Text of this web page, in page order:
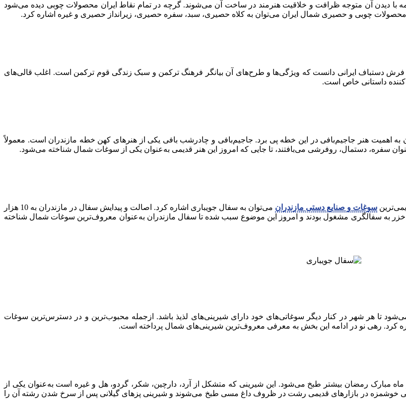
دیدن آن متوجه ظرافت و خلاقیت هنرمند در ساخت آن می‌شوند. گرچه در تمام نقاط ایران محصولات چوبی دیده می‌شود
چوبی و حصیری شمال ایران می‌توان به کلاه حصیری، سبد، سفره حصیری، زیرانداز حصیری و غیره اشاره کرد.
دستباف ایرانی دانست که ویژگی‌ها و طرح‌های آن بیانگر فرهنگ ترکمن و سبک زندگی قوم ترکمن است. اغلب قالی‌های
کننده داستانی خاص است.
به اهمیت هنر جاجیم‌بافی در این خطه پی برد. جاجیم‌بافی و چادرشب بافی یکی از هنرهای کهن خطه مازندران است. معمولاً
سفره، دستمال، روفرشی می‌بافتند، تا جایی که امروز این هنر قدیمی به‌عنوان یکی از سوغات شمال شناخته می‌شود.
سوغات و صنایع دستی مازندران
می‌توان به سفال جویباری اشاره کرد. اصالت و پیدایش سفال در مازندران به 10 هزار
خزر به سفالگری مشغول بودند و امروز این موضوع سبب شده تا سفال مازندران به‌عنوان معروف‌ترین سوغات شمال شناخته
تا هر شهر در کنار دیگر سوغاتی‌های خود دارای شیرینی‌های لذیذ باشد. ازجمله محبوب‌ترین و در دسترس‌ترین سوغات
رهی نو در ادامه این بخش به معرفی معروف‌ترین شیرینی‌های شمال پرداخته است.
مبارک رمضان بیشتر طبخ می‌شود. این شیرینی که متشکل از آرد، دارچین، شکر، گردو، هل و غیره است به‌عنوان یکی از
خوشمزه در بازارهای قدیمی رشت در ظروف داغ مسی طبخ می‌شوند و شیرینی پزهای گیلانی پس از سرخ شدن رشته آن را